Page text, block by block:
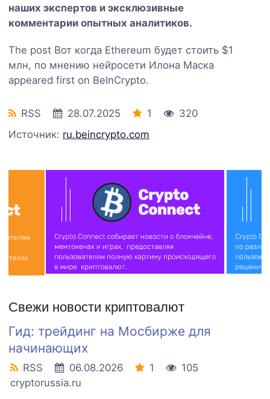
наших экспертов и эксклюзивные
комментарии опытных аналитиков.
The post Вот когда Ethereum будет стоить $1
млн, по мнению нейросети Илона Маска
appeared first on BeInCrypto.
RSS 28.07.2025 1
320
Источник: ru.beincrypto.com
Свежи новости криптовалют
Гид: трейдинг на Мосбирже для
начинающих
RSS 06.08.2026 1
105
cryptorussia.ru